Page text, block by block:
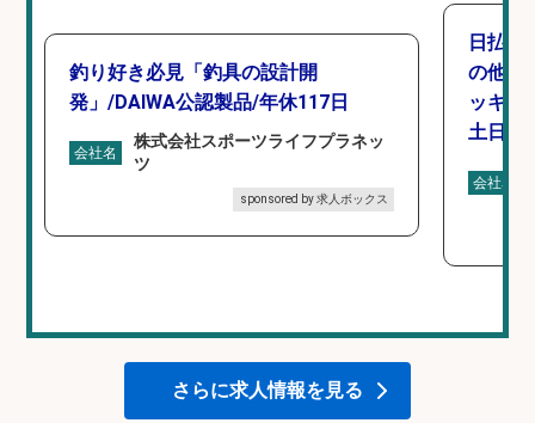
釣り好き必見「釣具の設計開
発」/DAIWA公認製品/年休117日
会社名
株式会社スポーツライフプラネッ
ツ
sponsored by 求人ボックス
日払い
の他/
ッキン
土日休
会社名
さらに求人情報を見る